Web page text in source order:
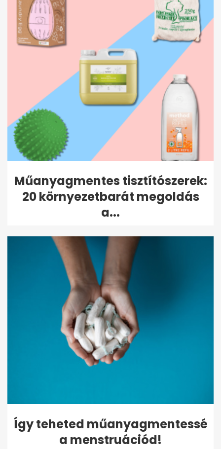
Műanyagmentes tisztítószerek:
20 környezetbarát megoldás
a...
Így teheted műanyagmentessé
a menstruációd!